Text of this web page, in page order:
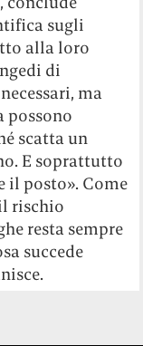
sugli
alla loro
di
ma
possono
scatta un
E soprattutto
il posto». Come
rischio
resta sempre
succede